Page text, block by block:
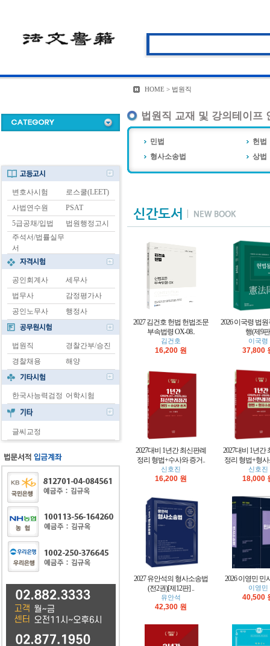
HOME > 법원직
법원직 교재 및 강의테이프
민법
헌법
형사소송법
상법
2027 김건호 헌법 헌법조문
부속법령 OX-08..
김건호
16,200 원
2026 이국령 법
행(제9
이국령
37,800
2027대비 1년간 최신판례
정리 형법+수사와 증거..
신호진
16,200 원
2027대비 1년간
정리 형법+형사
신호진
18,000
2027 유안석의 형사소송법
(전2권)[제12판] ..
유안석
42,300 원
2026 이영민 민
이영민
40,500
변호사시험
로스쿨(LEET)
사법연수원
PSAT
5급공채/입법
법원행정고시
주석서/법률실무
서
공인회계사
세무사
법무사
감정평가사
공인노무사
행정사
법원직
경찰간부/승진
경찰채용
해양
한국사능력검정 어학시험
글씨교정